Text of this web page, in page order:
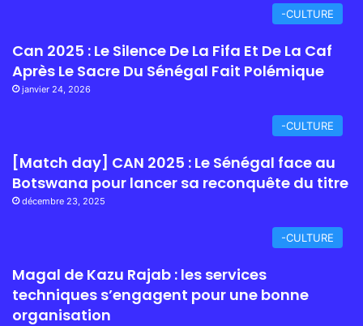
-CULTURE
Can 2025 : Le Silence De La Fifa Et De La Caf
Après Le Sacre Du Sénégal Fait Polémique
janvier 24, 2026
-CULTURE
[Match day] CAN 2025 : Le Sénégal face au
Botswana pour lancer sa reconquête du titre
décembre 23, 2025
-CULTURE
Magal de Kazu Rajab : les services
techniques s’engagent pour une bonne
organisation